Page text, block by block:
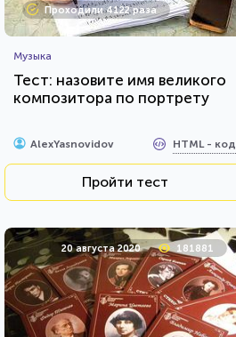
Проходили 4122 раза
Музыка
Тест: назовите имя великого
композитора по портрету
AlexYasnovidov HTML - код
Пройти тест
20 августа 2020 181881